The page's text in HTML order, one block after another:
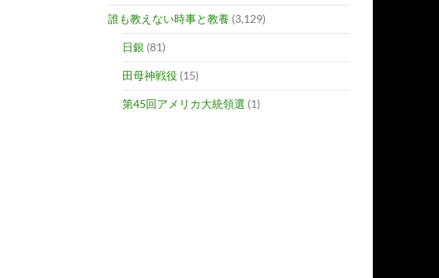
誰も教えない時事と教養 (3,129)
日銀 (81)
田母神戦役 (15)
第45回アメリカ大統領選 (1)